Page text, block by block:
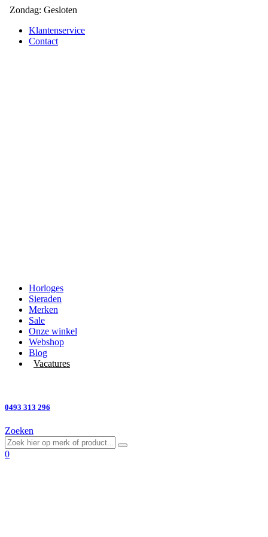
Zondag: Gesloten
Klantenservice
Contact
Horloges
Sieraden
Merken
Sale
Onze winkel
Webshop
Blog
Vacatures
0493 313 296
Zoeken
0